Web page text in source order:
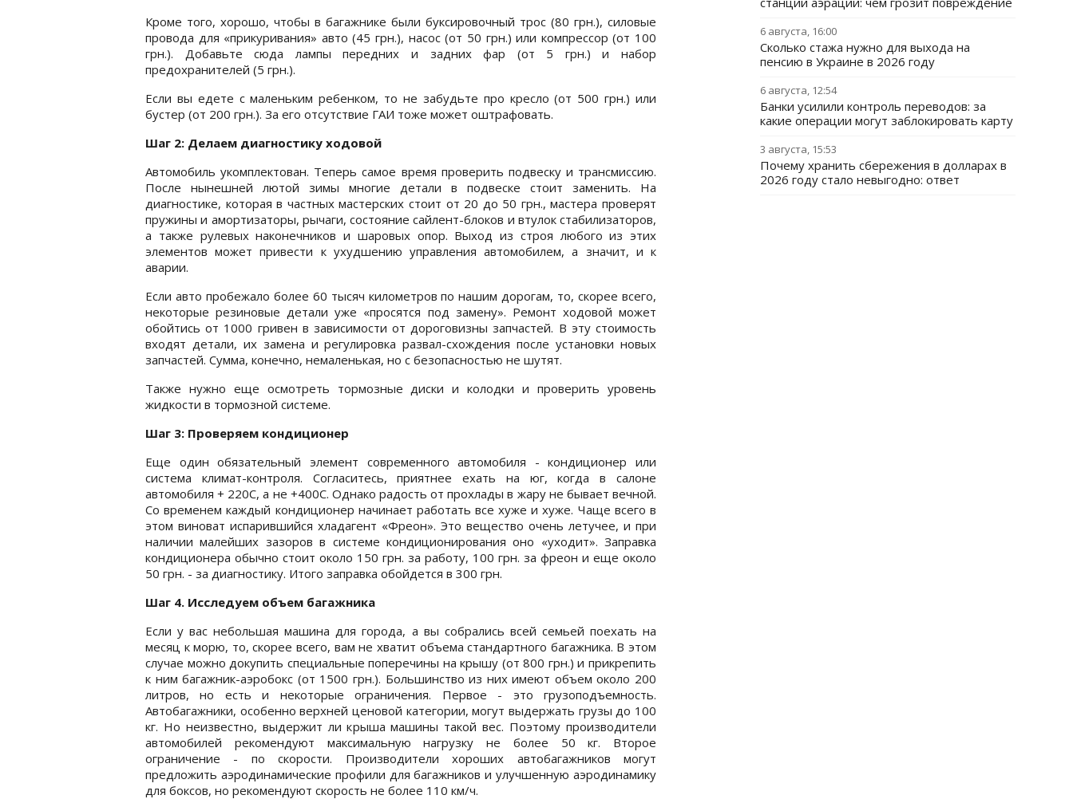
Кроме того, хорошо, чтобы в багажнике были буксировочный трос (80 грн.), силовые
провода для «прикуривания» авто (45 грн.), насос (от 50 грн.) или компрессор (от 100
грн.). Добавьте сюда лампы передних и задних фар (от 5 грн.) и набор
предохранителей (5 грн.).
Если вы едете с маленьким ребенком, то не забудьте про кресло (от 500 грн.) или
бустер (от 200 грн.). За его отсутствие ГАИ тоже может оштрафовать.
Шаг 2: Делаем диагностику ходовой
Автомобиль укомплектован. Теперь самое время проверить подвеску и трансмиссию.
После нынешней лютой зимы многие детали в подвеске стоит заменить. На
диагностике, которая в частных мастерских стоит от 20 до 50 грн., мастера проверят
пружины и амортизаторы, рычаги, состояние сайлент-блоков и втулок стабилизаторов,
а также рулевых наконечников и шаровых опор. Выход из строя любого из этих
элементов может привести к ухудшению управления автомобилем, а значит, и к
аварии.
Если авто пробежало более 60 тысяч километров по нашим дорогам, то, скорее всего,
некоторые резиновые детали уже «просятся под замену». Ремонт ходовой может
обойтись от 1000 гривен в зависимости от дороговизны запчастей. В эту стоимость
входят детали, их замена и регулировка развал-схождения после установки новых
запчастей. Сумма, конечно, немаленькая, но с безопасностью не шутят.
Также нужно еще осмотреть тормозные диски и колодки и проверить уровень
жидкости в тормозной системе.
Шаг 3: Проверяем кондиционер
Еще один обязательный элемент современного автомобиля - кондиционер или
система климат-контроля. Согласитесь, приятнее ехать на юг, когда в салоне
автомобиля + 220С, а не +400С. Однако радость от прохлады в жару не бывает вечной.
Со временем каждый кондиционер начинает работать все хуже и хуже. Чаще всего в
этом виноват испарившийся хладагент «Фреон». Это вещество очень летучее, и при
наличии малейших зазоров в системе кондиционирования оно «уходит». Заправка
кондиционера обычно стоит около 150 грн. за работу, 100 грн. за фреон и еще около
50 грн. - за диагностику. Итого заправка обойдется в 300 грн.
Шаг 4. Исследуем объем багажника
Если у вас небольшая машина для города, а вы собрались всей семьей поехать на
месяц к морю, то, скорее всего, вам не хватит объема стандартного багажника. В этом
случае можно докупить специальные поперечины на крышу (от 800 грн.) и прикрепить
к ним багажник-аэробокс (от 1500 грн.). Большинство из них имеют объем около 200
литров, но есть и некоторые ограничения. Первое - это грузоподъемность.
Автобагажники, особенно верхней ценовой категории, могут выдержать грузы до 100
кг. Но неизвестно, выдержит ли крыша машины такой вес. Поэтому производители
автомобилей рекомендуют максимальную нагрузку не более 50 кг. Второе
ограничение - по скорости. Производители хороших автобагажников могут
предложить аэродинамические профили для багажников и улучшенную аэродинамику
для боксов, но рекомендуют скорость не более 110 км/ч.
6 августа, 16:00
Сколько стажа нужно для выхода на
пенсию в Украине в 2026 году
6 августа, 12:54
Банки усилили контроль переводов: за
какие операции могут заблокировать карту
3 августа, 15:53
Почему хранить сбережения в долларах в
2026 году стало невыгодно: ответ